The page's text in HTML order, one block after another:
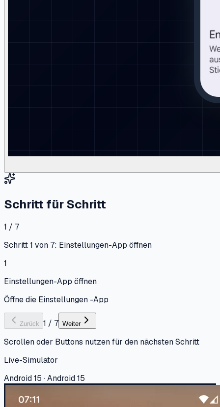
Schritt für Schritt
1 / 7
Schritt 1 von 7: Einstellungen-App öffnen
1
Einstellungen-App öffnen
Öffne die Einstellungen -App
Zurück 1 / 7 Weiter
Scrollen oder Buttons nutzen für den nächsten Schritt
Live-Simulator
Android 15 · Android 15